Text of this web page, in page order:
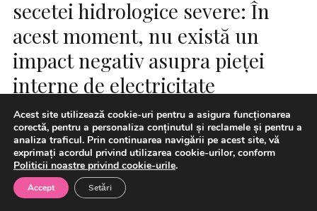
secetei hidrologice severe: În
acest moment, nu există un
impact negativ asupra pieţei
interne de electricitate
Acest site utilizează cookie-uri pentru a asigura funcționarea
corectă, pentru a personaliza conținutul și reclamele și pentru a
analiza traficul. Prin continuarea navigării pe acest site, vă
exprimați acordul privind utilizarea cookie-urilor, conform
Politicii noastre privind cookie-urile.
Accept Setări